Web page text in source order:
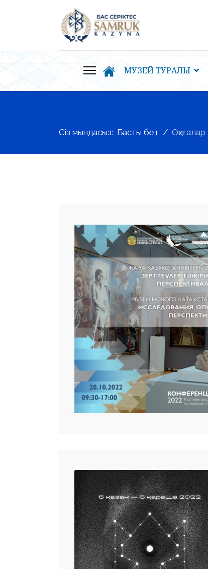
МУЗЕЙ ТУРАЛЫ
Сіз мындасыз: Басты бет Оқиғалар